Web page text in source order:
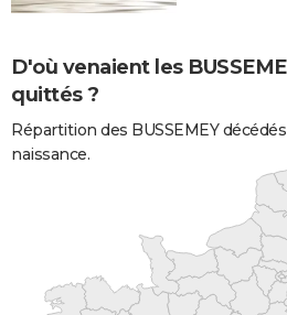
D'où venaient les
quittés ?
Répartition des BUSSEMEY
naissance.